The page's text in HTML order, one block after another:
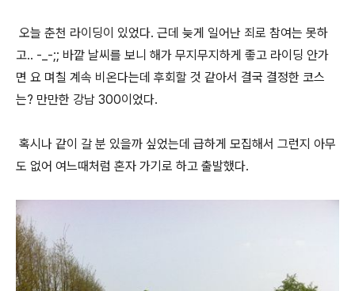
오늘 춘천 라이딩이 있었다. 근데 늦게 일어난 죄로 참여는 못하
고.. -_-;; 바깥 날씨를 보니 해가 무지무지하게 좋고 라이딩 안가
면 요 며칠 계속 비온다는데 후회할 것 같아서 결국 결정한 코스
는? 만만한 강남 300이었다.
혹시나 같이 갈 분 있을까 싶었는데 급하게 모집해서 그런지 아무
도 없어 여느때처럼 혼자 가기로 하고 출발했다.